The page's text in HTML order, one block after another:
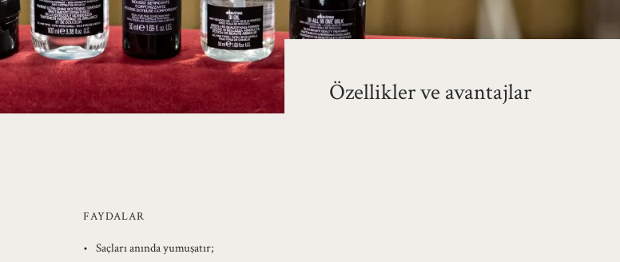
Özellikler ve avantajlar
FAYDALAR
Saçları anında yumuşatır;